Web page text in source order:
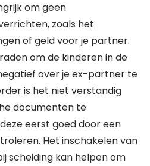
om geen
zoals het
of geld voor je partner.
om de kinderen in de
over je ex-partner te
is het niet verstandig
documenten te
eerst goed door een
Het inschakelen van
scheiding kan helpen om